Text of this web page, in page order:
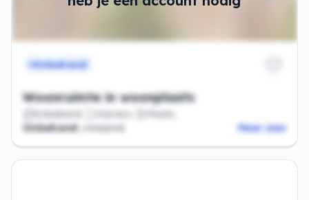
Onbekend
Woonruimte in woonplaats
Onbekend Kamers
Plaats
Onbekend
/maand Meer zien